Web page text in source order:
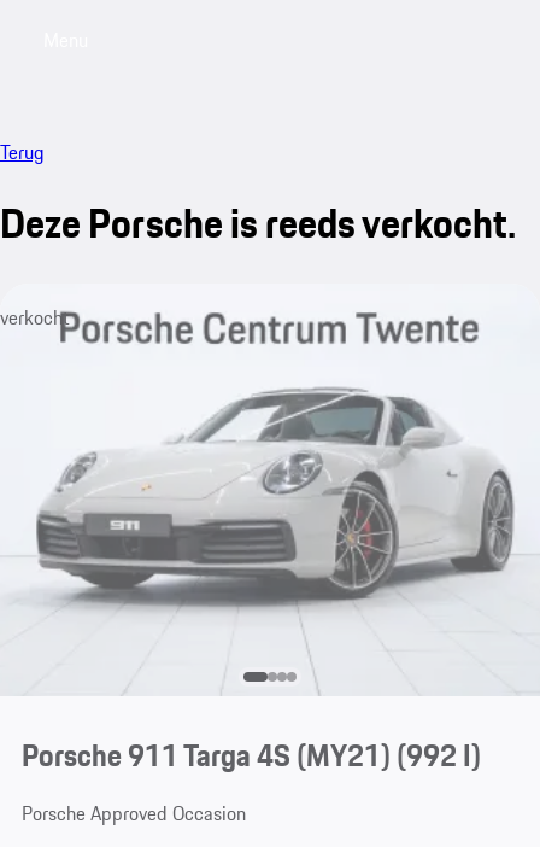
Terug
Deze Porsche is reeds verkocht.
verkocht
Porsche 911 Targa 4S (MY21)(992 I)
Porsche Approved Occasion